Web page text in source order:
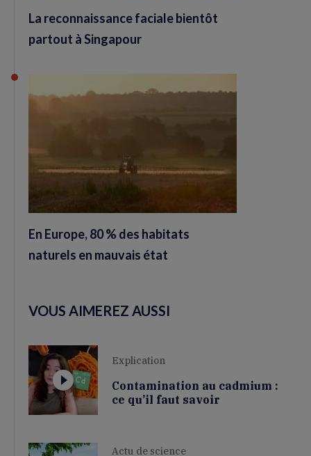
La reconnaissance faciale bientôt
partout à Singapour
En Europe, 80 % des habitats
naturels en mauvais état
VOUS AIMEREZ AUSSI
Explication
Contamination au cadmium :
ce qu’il faut savoir
Actu de science